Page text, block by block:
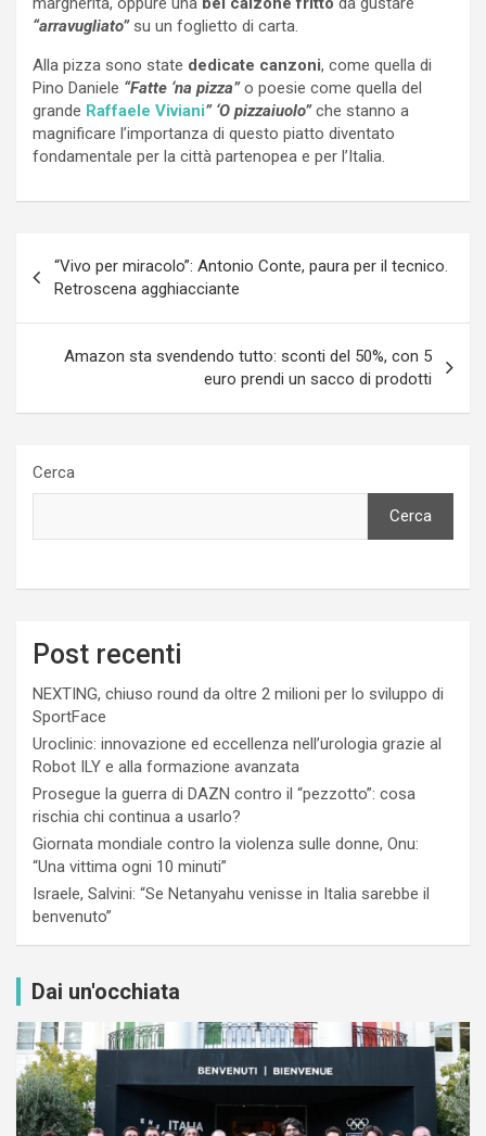
“arravugliato”su un foglietto di carta.
Alla pizza sono state dedicate canzoni, come quella di
Pino Daniele “Fatte ‘na pizza” o poesie come quella del
grande Raffaele Viviani” ‘O pizzaiuolo” che stanno a
magnificare l’importanza di questo piatto diventato
fondamentale per la città partenopea e per l’Italia.
articoli
“Vivo per miracolo”: Antonio Conte, paura per il tecnico.
Retroscena agghiacciante
Amazon sta svendendo tutto: sconti del 50%, con 5
euro prendi un sacco di prodotti
Cerca
Cerca
Post recenti
NEXTING, chiuso round da oltre 2 milioni per lo sviluppo di
SportFace
Uroclinic: innovazione ed eccellenza nell’urologia grazie al
Robot ILY e alla formazione avanzata
Prosegue la guerra di DAZN contro il “pezzotto”: cosa
rischia chi continua a usarlo?
Giornata mondiale contro la violenza sulle donne, Onu:
“Una vittima ogni 10 minuti”
Israele, Salvini: “Se Netanyahu venisse in Italia sarebbe il
benvenuto”
Dai un'occhiata